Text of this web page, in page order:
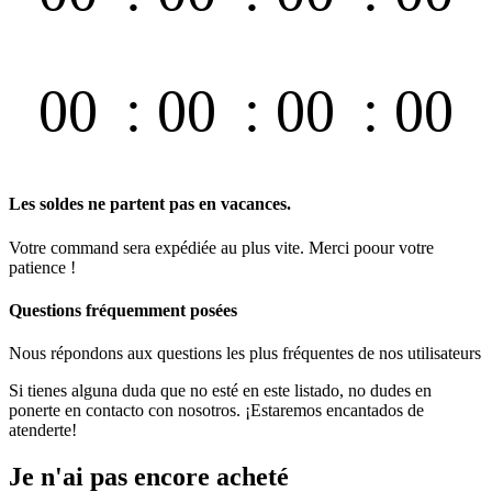
00 00 00 00
Les soldes ne partent pas en vacances.
Votre command sera expédiée au plus vite. Merci poour votre
patience !
Questions fréquemment posées
Nous répondons aux questions les plus fréquentes de nos utilisateurs
Si tienes alguna duda que no esté en este listado, no dudes en
ponerte en contacto con nosotros. ¡Estaremos encantados de
atenderte!
Je n'ai pas encore acheté